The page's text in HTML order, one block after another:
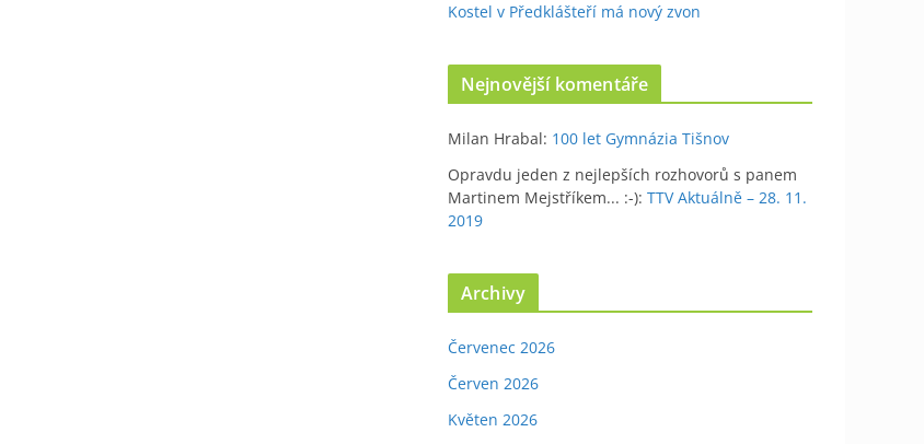
Kostel v Předklášteří má nový zvon
Nejnovější komentáře
Milan Hrabal: 100 let Gymnázia Tišnov
Opravdu jeden z nejlepších rozhovorů s panem
Martinem Mejstříkem... :-): TTV Aktuálně – 28. 11.
2019
Archivy
Červenec 2026
Červen 2026
Květen 2026